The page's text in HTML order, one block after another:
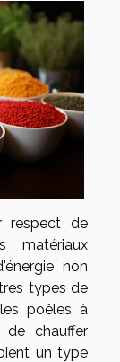
respect de
matériaux
non
types de
poêles à
chauffer
un type